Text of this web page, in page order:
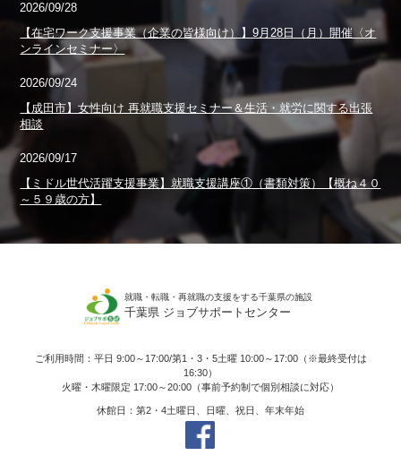
2026/09/28
【在宅ワーク支援事業（企業の皆様向け）】9月28日（月）開催〈オ
ンラインセミナー〉
2026/09/24
【成田市】女性向け 再就職支援セミナー＆生活・就労に関する出張
相談
2026/09/17
【ミドル世代活躍支援事業】就職支援講座①（書類対策）【概ね４０
～５９歳の方】
就職・転職・再就職の支援をする千葉県の施設
千葉県 ジョブサポートセンター
ご利用時間：平日 9:00～17:00/第1・3・5土曜 10:00～17:00（※最終受付は
16:30）
火曜・木曜限定 17:00～20:00（事前予約制で個別相談に対応）
休館日：第2・4土曜日、日曜、祝日、年末年始